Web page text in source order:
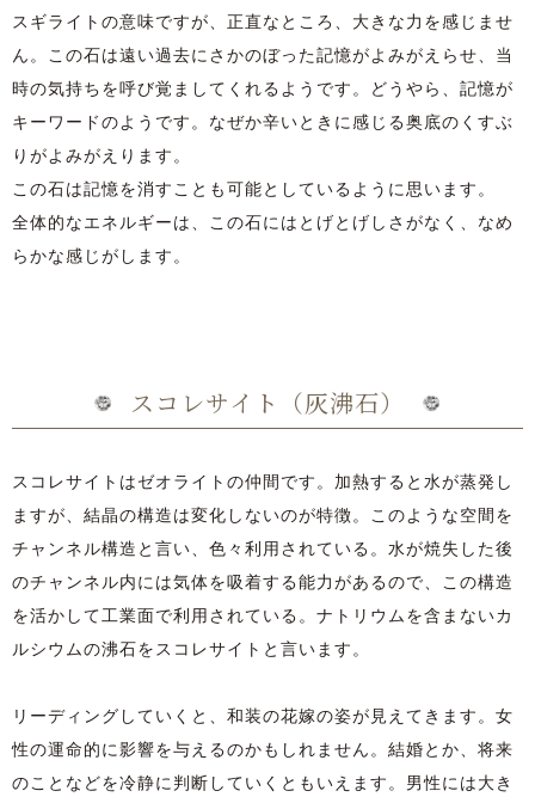
スギライトの意味ですが、正直なところ、大きな力を感じませ
ん。この石は遠い過去にさかのぼった記憶がよみがえらせ、当
時の気持ちを呼び覚ましてくれるようです。どうやら、記憶が
キーワードのようです。なぜか辛いときに感じる奥底のくすぶ
りがよみがえります。
この石は記憶を消すことも可能としているように思います。
全体的なエネルギーは、この石にはとげとげしさがなく、なめ
らかな感じがします。
スコレサイト（灰沸石）
スコレサイトはゼオライトの仲間です。加熱すると水が蒸発し
ますが、結晶の構造は変化しないのが特徴。このような空間を
チャンネル構造と言い、色々利用されている。水が焼失した後
のチャンネル内には気体を吸着する能力があるので、この構造
を活かして工業面で利用されている。ナトリウムを含まないカ
ルシウムの沸石をスコレサイトと言います。
リーディングしていくと、和装の花嫁の姿が見えてきます。女
性の運命的に影響を与えるのかもしれません。結婚とか、将来
のことなどを冷静に判断していくともいえます。男性には大き